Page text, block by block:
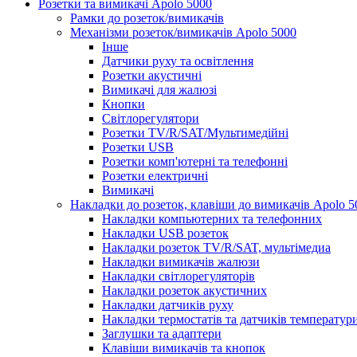
Розетки та вимикачі Apolo 5000
Рамки до розеток/вимикачів
Механізми розеток/вимикачів Apolo 5000
Інше
Датчики руху та освітлення
Розетки акустичні
Вимикачі для жалюзі
Кнопки
Світлорегулятори
Розетки TV/R/SAT/Мультимедійні
Розетки USB
Розетки комп'ютерні та телефонні
Розетки електричні
Вимикачі
Накладки до розеток, клавіши до вимикачів Apolo
Накладки компьютерних та телефонних
Накладки USB розеток
Накладки розеток TV/R/SAT, мультімедиа
Накладки вимикачів жалюзи
Накладки світлорегуляторів
Накладки розеток акустичних
Накладки датчиків руху
Накладки термостатів та датчиків
Заглушки та адаптери
Клавіши вимикачів та кнопок